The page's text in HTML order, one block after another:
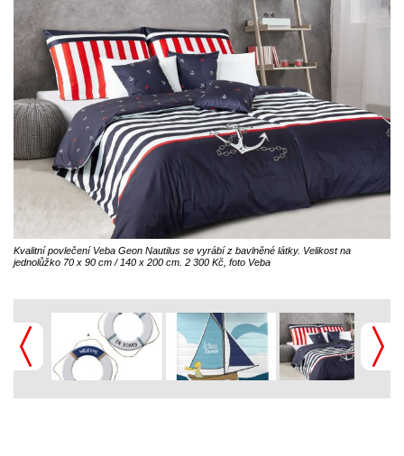
Kvalitní povlečení Veba Geon Nautilus se vyrábí z bavlněné látky. Velikost na
jednolůžko 70 x 90 cm / 140 x 200 cm. 2 300 Kč, foto Veba